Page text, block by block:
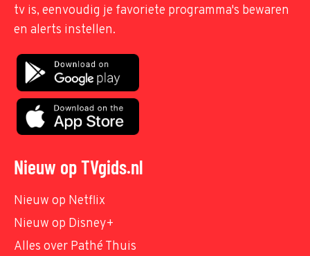
tv is, eenvoudig je favoriete programma's bewaren
en alerts instellen.
Nieuw op TVgids.nl
Nieuw op Netflix
Nieuw op Disney+
Alles over Pathé Thuis